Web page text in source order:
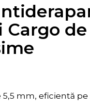
de
5,5 mm, eficientă